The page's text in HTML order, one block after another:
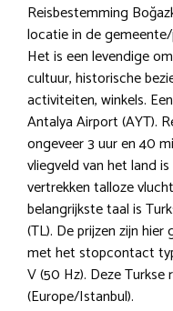
Reisbestemming
locatie in de
Het is een levendige
cultuur, historische
activiteiten, winkels.
Antalya Airport (AYT).
ongeveer 3 uur en 40
vliegveld van het land
vertrekken talloze
belangrijkste taal is
(TL). De prijzen zijn
met het stopcontact
V (50 Hz). Deze
(Europe/Istanbul).